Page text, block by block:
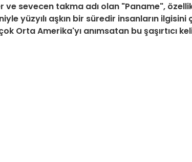
ve sevecen takma adı olan "Paname",
yüzyılı aşkın bir süredir insanların
Orta Amerika'yı anımsatan bu şaşırtıcı